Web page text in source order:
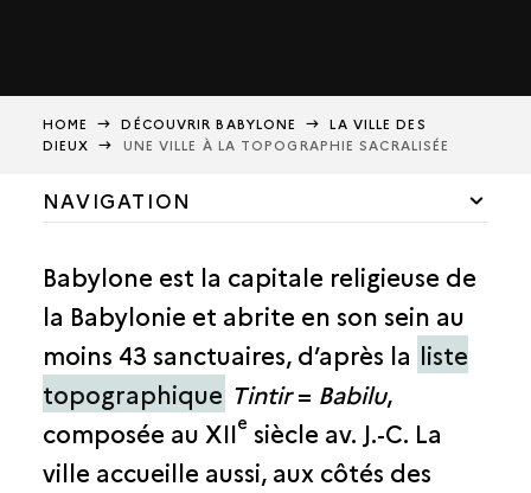
HOME DÉCOUVRIR BABYLONE
LA VILLE DES
DIEUX
UNE VILLE À LA TOPOGRAPHIE SACRALISÉE
NAVIGATION
HISTORIQUE
LE DIEU MARDUK
LE COMPLEXE CULTUEL DE MARDUK
UNE VILLE À LA TOPOGRAPHIE SACRALISÉE
LA PORTE D’ISHTAR ET LA VOIE PROCESSIONNELLE
Babylone est la capitale religieuse de
la Babylonie et abrite en son sein au
moins 43 sanctuaires, d’après la liste
topographique Tintir= Babilu,
composée au XIIe siècle av. J.-C. La
ville accueille aussi, aux côtés des